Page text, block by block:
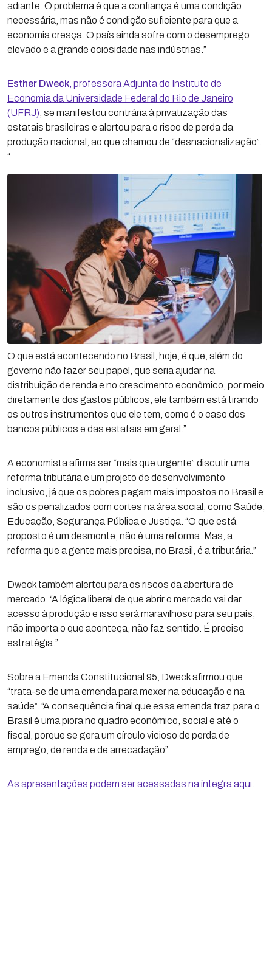
adiante. O problema é que a confiança é uma condição
necessária, mas não é condição suficiente para que a
economia cresça. O país ainda sofre com o desemprego
elevado e a grande ociosidade nas indústrias.”
Esther Dweck , professora Adjunta do Instituto de
Economia da Universidade Federal do Rio de Janeiro
(UFRJ) , se manifestou contrária à privatização das
estatais brasileiras e alertou para o risco de perda da
produção nacional, ao que chamou de “desnacionalização”.
“
O que está acontecendo no Brasil, hoje, é que, além do
governo não fazer seu papel, que seria ajudar na
distribuição de renda e no crescimento econômico, por meio
diretamente dos gastos públicos, ele também está tirando
os outros instrumentos que ele tem, como é o caso dos
bancos públicos e das estatais em geral.”
A economista afirma ser “mais que urgente” discutir uma
reforma tributária e um projeto de desenvolvimento
inclusivo, já que os pobres pagam mais impostos no Brasil e
são os penalizados com cortes na área social, como Saúde,
Educação, Segurança Pública e Justiça. “O que está
proposto é um desmonte, não é uma reforma. Mas, a
reforma que a gente mais precisa, no Brasil, é a tributária.”
Dweck também alertou para os riscos da abertura de
mercado. “A lógica liberal de que abrir o mercado vai dar
acesso à produção e isso será maravilhoso para seu país,
não importa o que aconteça, não faz sentido. É preciso
estratégia.”
Sobre a Emenda Constitucional 95, Dweck afirmou que
“trata-se de uma emenda para mexer na educação e na
saúde”. “A consequência final que essa emenda traz para o
Brasil é uma piora no quadro econômico, social e até o
fiscal, porque se gera um círculo vicioso de perda de
emprego, de renda e de arrecadação”.
As apresentações podem ser acessadas na íntegra aqui